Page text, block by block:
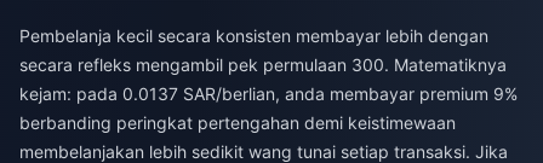
Pembelanja kecil secara konsisten membayar lebih dengan
secara refleks mengambil pek permulaan 300. Matematiknya
kejam: pada 0.0137 SAR/berlian, anda membayar premium 9%
berbanding peringkat pertengahan demi keistimewaan
membelanjakan lebih sedikit wang tunai setiap transaksi. Jika